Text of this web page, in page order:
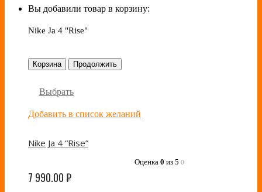
Вы добавили товар в корзину:
Nike Ja 4 "Rise"
Корзина Продолжить
Выбрать
Добавить в список желаний
Nike Ja 4 “Rise”
Оценка 0 из 5 0
7 990.00₽